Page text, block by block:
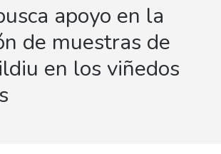
apoyo en la
de muestras de
en los viñedos